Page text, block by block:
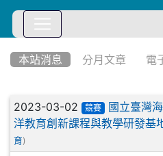
本站消息 分月文章 電
文章列表
2023-03-02 競賽
國立臺灣
洋教育創新課程與教學研發基
育)